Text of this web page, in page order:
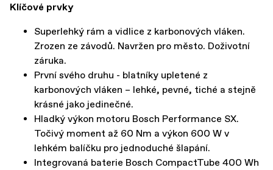
Klíčové prvky
Superlehký rám a vidlice z karbonových vláken.
Zrozen ze závodů. Navržen pro město. Doživotní
záruka.
První svého druhu - blatníky upletené z
karbonových vláken – lehké, pevné, tiché a stejně
krásné jako jedinečné.
Hladký výkon motoru Bosch Performance SX.
Točivý moment až 60 Nm a výkon 600 W v
lehkém balíčku pro jednoduché šlapání.
Integrovaná baterie Bosch CompactTube 400 Wh